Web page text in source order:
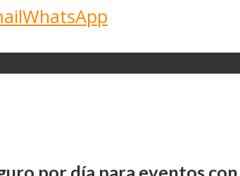
WhatsApp
por día para eventos